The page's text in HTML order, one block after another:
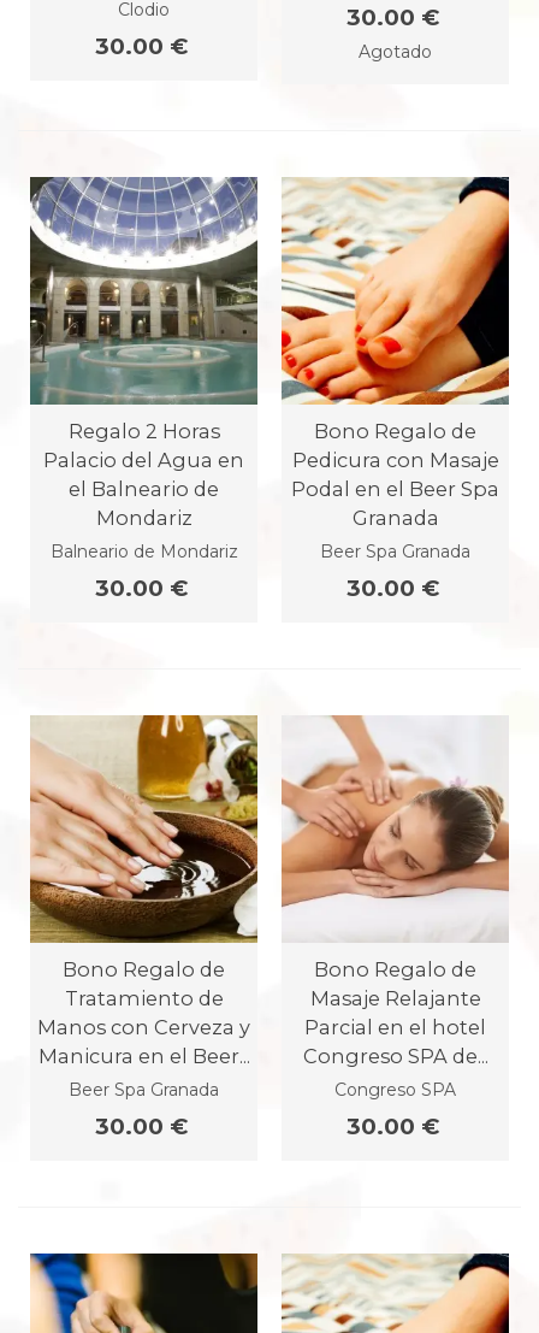
Clodio
30.00 €
30.00 €
Agotado
Regalo 2 Horas
Palacio del Agua en
el Balneario de
Mondariz
Balneario de Mondariz
30.00 €
Bono Regalo de
Pedicura con Masaje
Podal en el Beer Spa
Granada
Beer Spa Granada
30.00 €
Bono Regalo de
Tratamiento de
Manos con Cerveza y
Manicura en el Beer...
Beer Spa Granada
30.00 €
Bono Regalo de
Masaje Relajante
Parcial en el hotel
Congreso SPA de...
Congreso SPA
30.00 €